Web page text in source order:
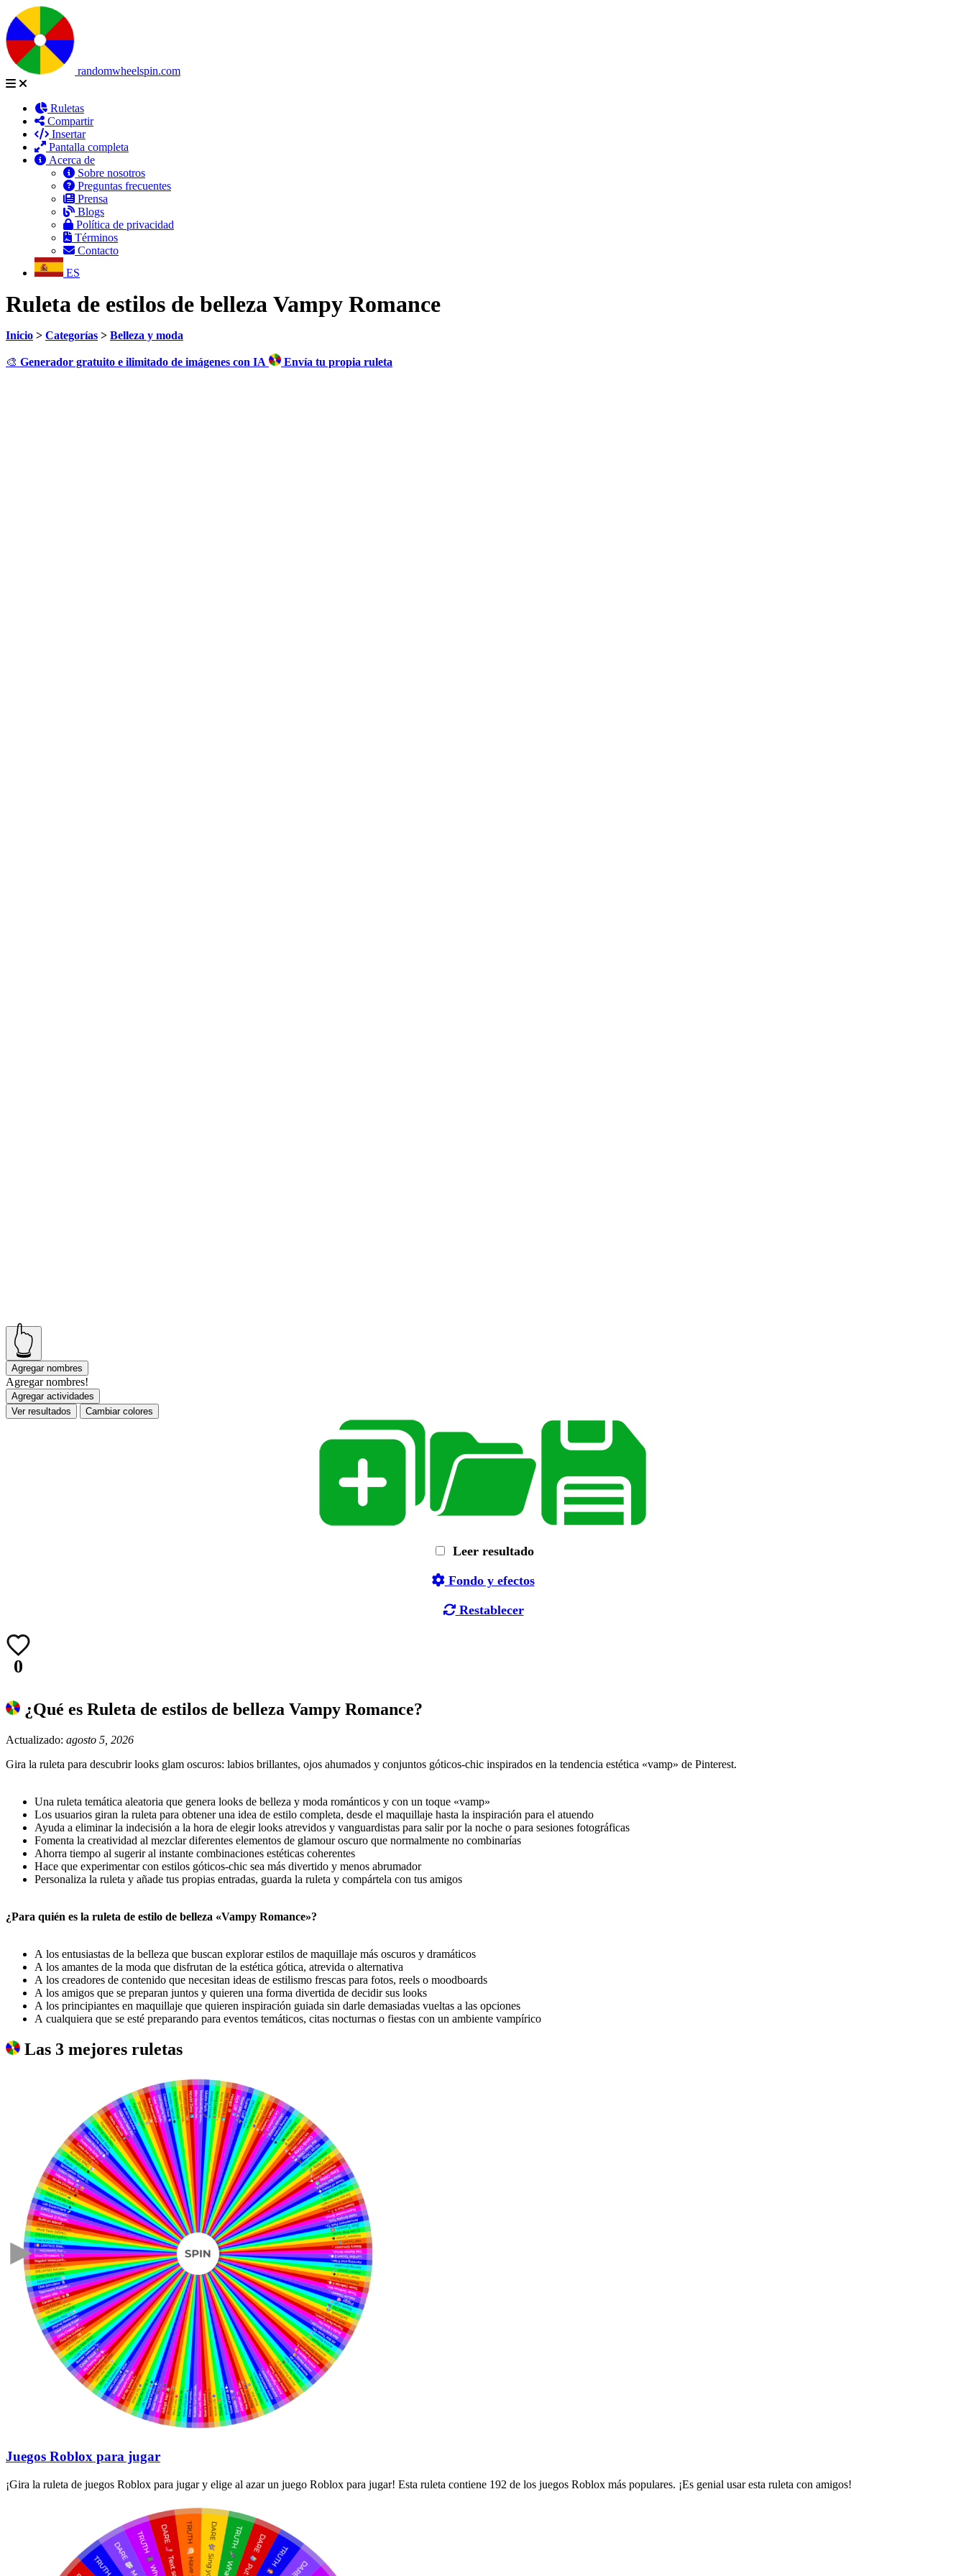
randomwheelspin.com
Ruletas
Compartir
Insertar
Pantalla completa
Acerca de
Sobre nosotros
Preguntas frecuentes
Prensa
Blogs
Política de privacidad
Términos
Contacto
ES
Ruleta de estilos de belleza Vampy Romance
Inicio > Categorías > Belleza y moda
🎨 Generador gratuito e ilimitado de imágenes con IA Envía tu propia ruleta
👆
Agregar nombres
Agregar nombres!
Agregar actividades
Ver resultados
Cambiar colores
Leer resultado
Fondo y efectos
Restablecer
0
¿Qué es Ruleta de estilos de belleza Vampy Romance?
Actualizado: agosto 5, 2026
Gira la ruleta para descubrir looks glam oscuros: labios brillantes, ojos ahumados y conjuntos góticos-chic inspirados en la tendencia estética «vamp» de Pinterest.
Una ruleta temática aleatoria que genera looks de belleza y moda románticos y con un toque «vamp»
Los usuarios giran la ruleta para obtener una idea de estilo completa, desde el maquillaje hasta la inspiración para el atuendo
Ayuda a eliminar la indecisión a la hora de elegir looks atrevidos y vanguardistas para salir por la noche o para sesiones fotográficas
Fomenta la creatividad al mezclar diferentes elementos de glamour oscuro que normalmente no combinarías
Ahorra tiempo al sugerir al instante combinaciones estéticas coherentes
Hace que experimentar con estilos góticos-chic sea más divertido y menos abrumador
Personaliza la ruleta y añade tus propias entradas, guarda la ruleta y compártela con tus amigos
¿Para quién es la ruleta de estilo de belleza «Vampy Romance»?
A los entusiastas de la belleza que buscan explorar estilos de maquillaje más oscuros y dramáticos
A los amantes de la moda que disfrutan de la estética gótica, atrevida o alternativa
A los creadores de contenido que necesitan ideas de estilismo frescas para fotos, reels o moodboards
A los amigos que se preparan juntos y quieren una forma divertida de decidir sus looks
A los principiantes en maquillaje que quieren inspiración guiada sin darle demasiadas vueltas a las opciones
A cualquiera que se esté preparando para eventos temáticos, citas nocturnas o fiestas con un ambiente vampírico
Las 3 mejores ruletas
Juegos Roblox para jugar
¡Gira la ruleta de juegos Roblox para jugar y elige al azar un juego Roblox para jugar! Esta ruleta contiene 192 de los juegos Roblox más populares. ¡Es genial usar esta ruleta con amigos!